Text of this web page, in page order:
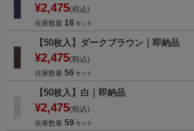
¥2,475 税込
在庫数量 18
【50枚入】ダークブラウン｜即納品
¥2,475 税込
在庫数量 56
【50枚入】白｜即納品
¥2,475 税込
在庫数量 59